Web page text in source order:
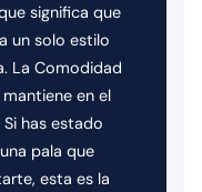
significa que
un solo estilo
La Comodidad
en el
has estado
pala que
esta es la